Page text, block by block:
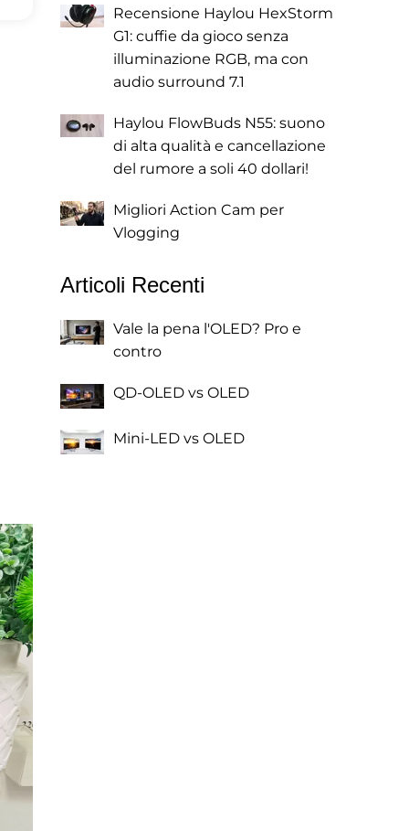
Recensione Haylou HexStorm
G1: cuffie da gioco senza
illuminazione RGB, ma con
audio surround 7.1
Haylou FlowBuds N55: suono
di alta qualità e cancellazione
del rumore a soli 40 dollari!
Migliori Action Cam per
Vlogging
Articoli Recenti
Vale la pena l'OLED? Pro e
contro
QD-OLED vs OLED
Mini-LED vs OLED